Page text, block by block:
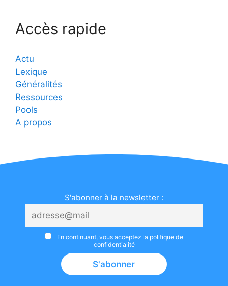
Accès rapide
Actu
Lexique
Généralités
Ressources
Pools
A propos
S'abonner à la newsletter :
En continuant, vous acceptez la politique de
confidentialité